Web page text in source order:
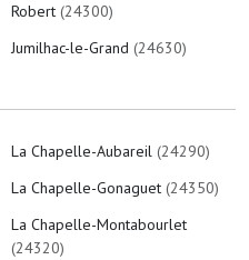
Robert (24300)
Jumilhac-le-Grand (24630)
La Chapelle-Aubareil (24290)
La Chapelle-Gonaguet (24350)
La Chapelle-Montabourlet
(24320)